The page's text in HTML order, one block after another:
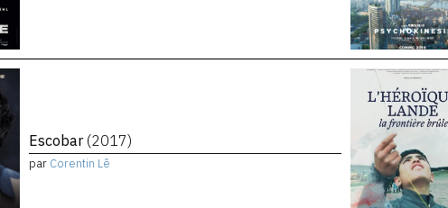
Escobar (2017)
par Corentin Lê